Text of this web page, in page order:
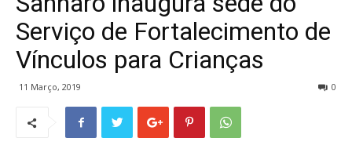
Serviço de Fortalecimento de
Vínculos para Crianças
11 Março, 2019 0